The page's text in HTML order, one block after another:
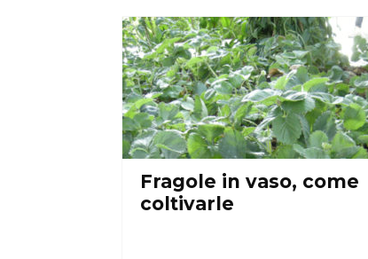
Fragole in vaso, come
coltivarle